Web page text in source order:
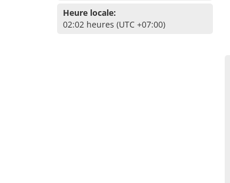
Heure locale:
02:02 heures (UTC +07:00)